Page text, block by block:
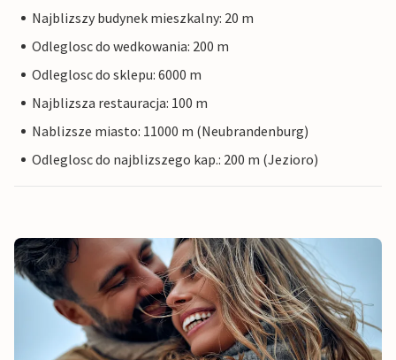
Najblizszy budynek mieszkalny: 20 m
Odleglosc do wedkowania: 200 m
Odleglosc do sklepu: 6000 m
Najblizsza restauracja: 100 m
Nablizsze miasto: 11000 m (Neubrandenburg)
Odleglosc do najblizszego kap.: 200 m (Jezioro)